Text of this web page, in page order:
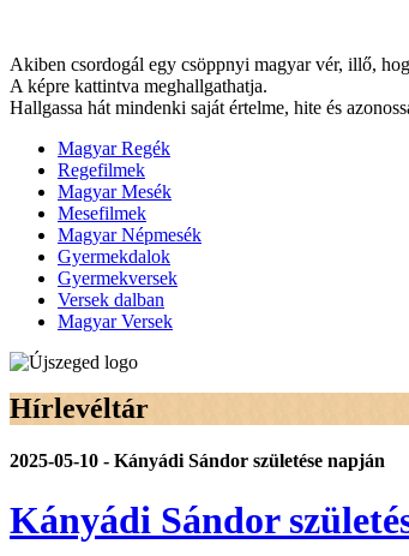
Akiben csordogál egy csöppnyi magyar vér, illő,
A képre kattintva meghallgathatja.
Hallgassa hát mindenki saját értelme, hite és
Magyar Regék
Regefilmek
Magyar Mesék
Mesefilmek
Magyar Népmesék
Gyermekdalok
Gyermekversek
Versek dalban
Magyar Versek
Hírlevéltár
2025-05-10 - Kányádi Sándor születése napján
Kányádi Sándor